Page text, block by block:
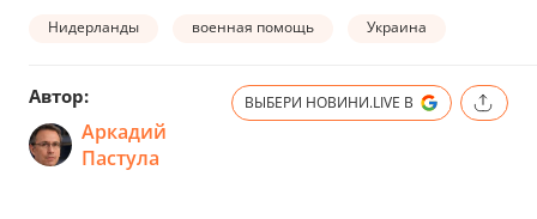
Нидерланды военная помощь Украина
Автор:
Аркадий
Пастула
ВЫБЕРИ НОВИНИ.LIVE В